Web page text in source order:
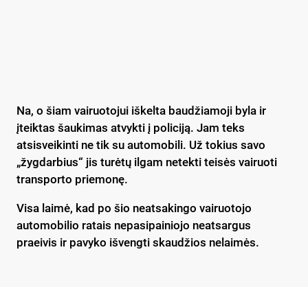
Na, o šiam vairuotojui iškelta baudžiamoji byla ir
įteiktas šaukimas atvykti į policiją. Jam teks
atsisveikinti ne tik su automobili. Už tokius savo
„žygdarbius“ jis turėtų ilgam netekti teisės vairuoti
transporto priemonę.
Visa laimė, kad po šio neatsakingo vairuotojo
automobilio ratais nepasipainiojo neatsargus
praeivis ir pavyko išvengti skaudžios nelaimės.